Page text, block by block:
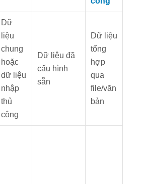
Dữ
liệu
chung
hoặc
dữ liệu
nhập
thủ
công
Dữ liệu đã
cấu hình
sẵn
Dữ liệu
tổng
hợp
qua
file/văn
bản